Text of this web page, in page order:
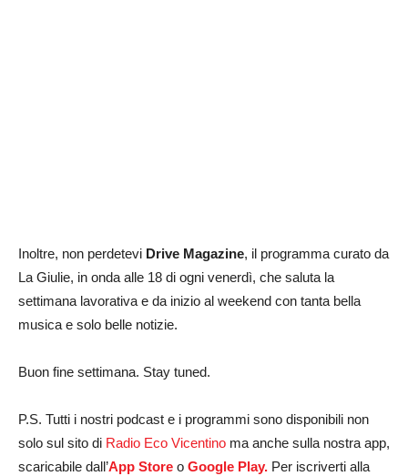
Inoltre, non perdetevi Drive Magazine, il programma curato da
La Giulie, in onda alle 18 di ogni venerdì, che saluta la
settimana lavorativa e da inizio al weekend con tanta bella
musica e solo belle notizie.
Buon fine settimana. Stay tuned.
P.S. Tutti i nostri podcast e i programmi sono disponibili non
solo sul sito di Radio Eco Vicentino ma anche sulla nostra app,
scaricabile dall’App Store o Google Play. Per iscriverti alla